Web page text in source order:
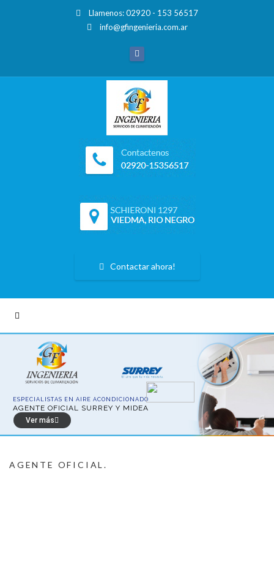
Llamenos: 02920 - 153 56517
info@gfingenieria.com.ar
Contactar ahora!
ES P EC A L STAS E N A R E ACO N D C O N A DO
AGENTE OFICIAL.